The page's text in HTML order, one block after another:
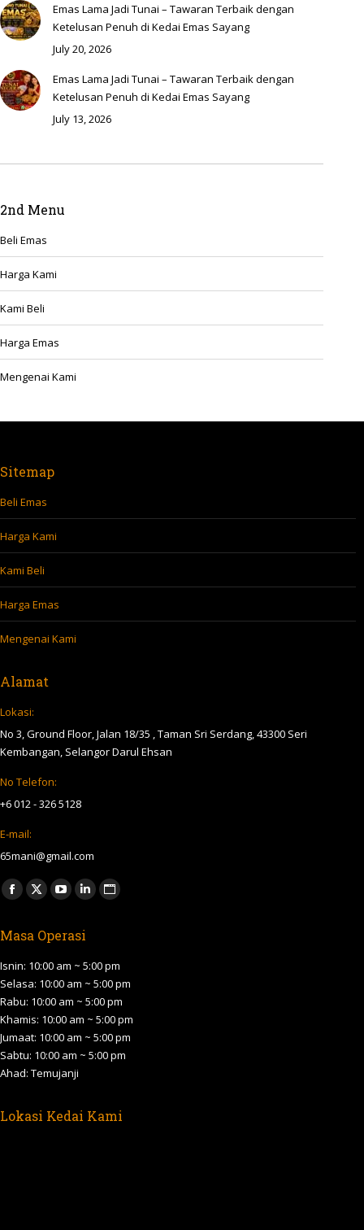
Emas Lama Jadi Tunai – Tawaran Terbaik dengan
Ketelusan Penuh di Kedai Emas Sayang
July 20, 2026
Emas Lama Jadi Tunai – Tawaran Terbaik dengan
Ketelusan Penuh di Kedai Emas Sayang
July 13, 2026
2nd Menu
Beli Emas
Harga Kami
Kami Beli
Harga Emas
Mengenai Kami
Sitemap
Beli Emas
Harga Kami
Kami Beli
Harga Emas
Mengenai Kami
Alamat
Lokasi:
No 3, Ground Floor, Jalan 18/35 , Taman Sri Serdang, 43300 Seri
Kembangan, Selangor Darul Ehsan
No Telefon:
+6 012 - 326 5128
E-mail:
65mani@gmail.com
Find us on:
Facebook
opens
in
new
window
X
opens
in
new
window
YouTube
opens
in
new
window
Linkedin
opens
in
new
window
Website
in
new
window
Masa Operasi
Isnin: 10:00 am ~ 5:00 pm
Selasa: 10:00 am ~ 5:00 pm
Rabu: 10:00 am ~ 5:00 pm
Khamis: 10:00 am ~ 5:00 pm
Jumaat: 10:00 am ~ 5:00 pm
Sabtu: 10:00 am ~ 5:00 pm
Ahad: Temujanji
Lokasi Kedai Kami